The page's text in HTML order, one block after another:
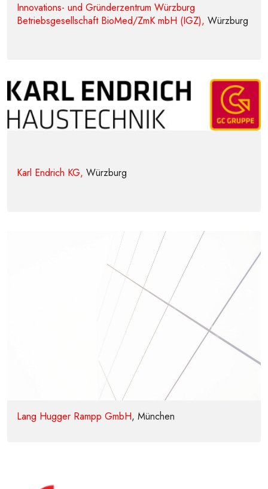
Innovations- und Gründerzentrum Würzburg
Betriebsgesellschaft BioMed/ZmK mbH (IGZ), Würzburg
Karl Endrich KG, Würzburg
Lang Hugger Rampp GmbH, München